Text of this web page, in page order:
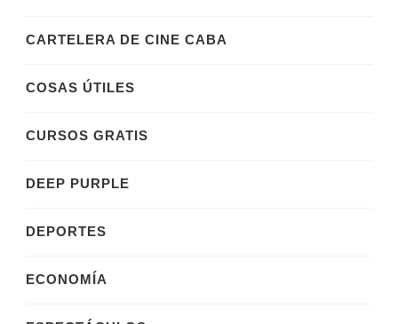
CARTELERA DE CINE CABA
COSAS ÚTILES
CURSOS GRATIS
DEEP PURPLE
DEPORTES
ECONOMÍA